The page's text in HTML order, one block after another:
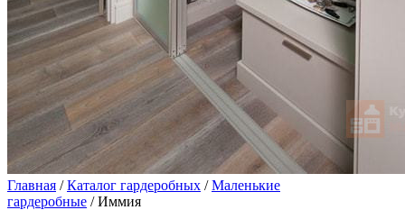
Главная /Каталог гардеробных /Маленькие
гардеробные / Иммия